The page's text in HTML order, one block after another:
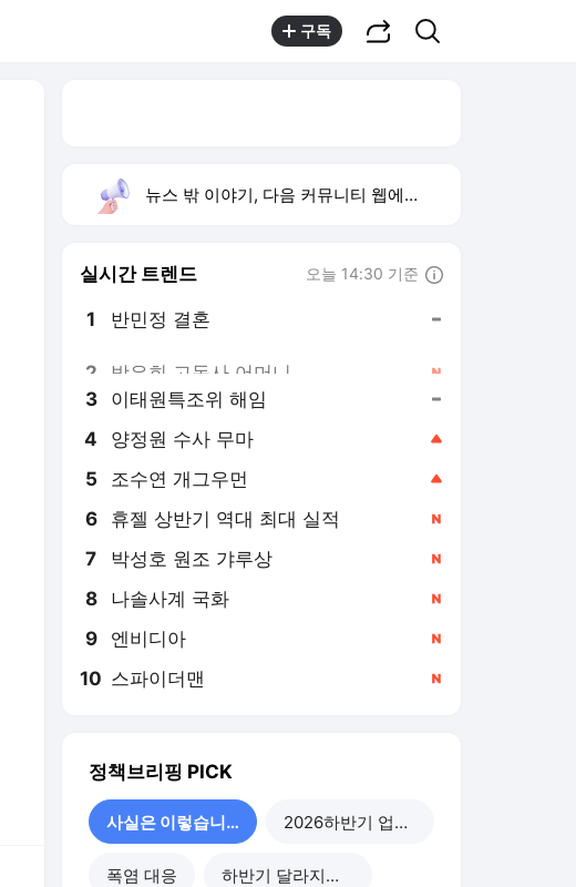
구독
뉴스 밖 이야기, 다음 커뮤니티 웹에서 보기
실시간 트렌드 오늘 14:30 기준
1 반민정 결혼
2 방은희 고독사 어머니
3 이태원특조위 해임
4 양정원 수사 무마
5 조수연 개그우먼
6 휴젤 상반기 역대 최대 실적
7 박성호 원조 갸루상
8 나솔사계 국화
9 엔비디아
10 스파이더맨
정책브리핑 PICK
사실은 이렇습니다 2026하반기 업무보고
폭염 대응 하반기 달라지는 정책